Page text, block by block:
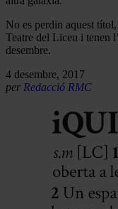
No es perdin aquest
Teatre del Liceu i tenen
desembre.
4 desembre, 2017
per Redacció RMC